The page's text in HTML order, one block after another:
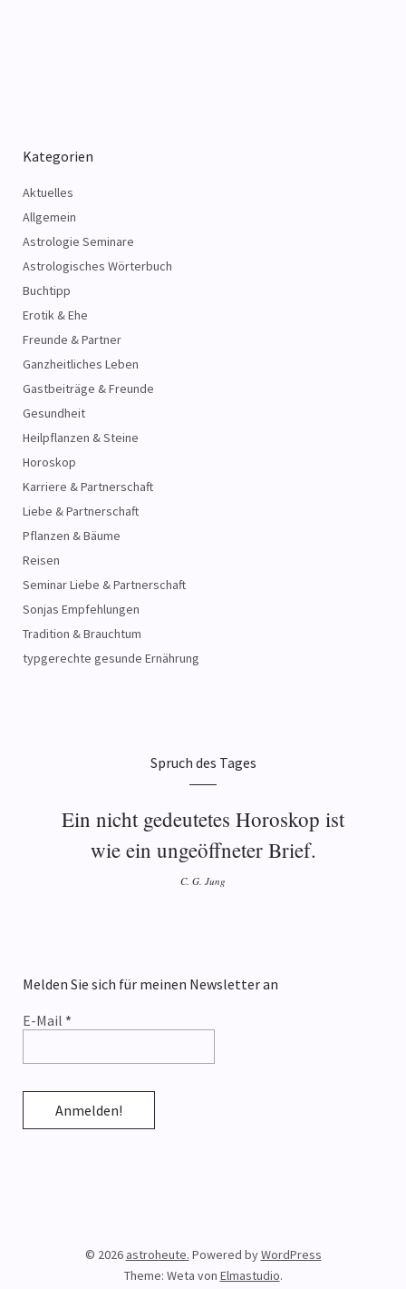
Kategorien
Aktuelles
Allgemein
Astrologie Seminare
Astrologisches Wörterbuch
Buchtipp
Erotik & Ehe
Freunde & Partner
Ganzheitliches Leben
Gastbeiträge & Freunde
Gesundheit
Heilpflanzen & Steine
Horoskop
Karriere & Partnerschaft
Liebe & Partnerschaft
Pflanzen & Bäume
Reisen
Seminar Liebe & Partnerschaft
Sonjas Empfehlungen
Tradition & Brauchtum
typgerechte gesunde Ernährung
Spruch des Tages
Ein nicht gedeutetes Horoskop ist
wie ein ungeöffneter Brief.
C. G. Jung
Melden Sie sich für meinen Newsletter an
E-Mail *
© 2026 astroheute. Powered byWordPress
Theme: Weta von Elmastudio.